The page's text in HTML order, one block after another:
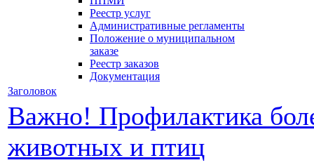
Реестр услуг
Административные регламенты
Положение о муниципальном
заказе
Реестр заказов
Документация
Заголовок
Важно! Профилактика
животных и птиц